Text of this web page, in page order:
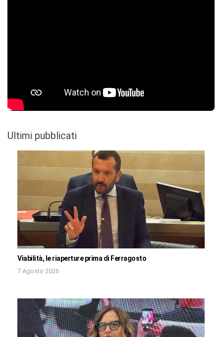
Ultimi pubblicati
Viabilità, le riaperture prima di Ferragosto
7 Agosto 2026